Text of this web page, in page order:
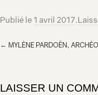
Publié le 1 avril 2017.
← MYLÈNE PARDOËN,
LAISSER UN